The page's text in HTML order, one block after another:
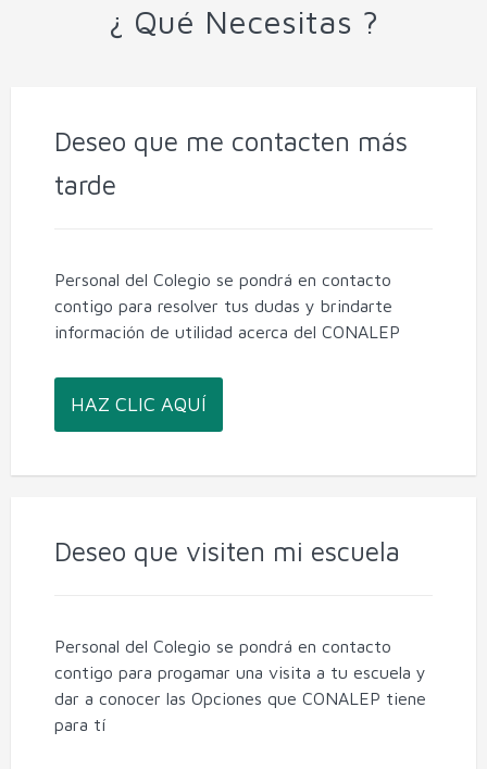
¿ Qué Necesitas ?
Deseo que me contacten más
tarde
Personal del Colegio se pondrá en contacto
contigo para resolver tus dudas y brindarte
información de utilidad acerca del CONALEP
HAZ CLIC AQUÍ
Deseo que visiten mi escuela
Personal del Colegio se pondrá en contacto
contigo para progamar una visita a tu escuela y
dar a conocer las Opciones que CONALEP tiene
para tí